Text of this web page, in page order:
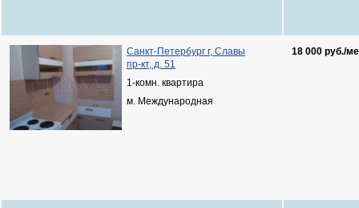
Санкт-Петербург г, Славы
пр-кт, д. 51
1-комн. квартира
м. Международная
18 000 руб./